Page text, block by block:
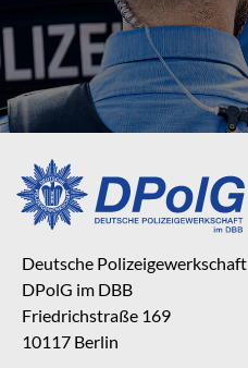
Deutsche Polizeigewerkschaft
DPolG im DBB
Friedrichstraße 169
10117 Berlin